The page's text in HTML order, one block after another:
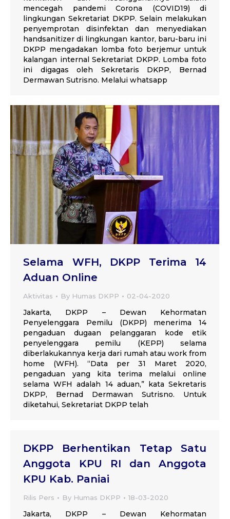
mencegah pandemi Corona (COVID19) di
lingkungan Sekretariat DKPP. Selain melakukan
penyemprotan disinfektan dan menyediakan
handsanitizer di lingkungan kantor, baru-baru ini
DKPP mengadakan lomba foto berjemur untuk
kalangan internal Sekretariat DKPP. Lomba foto
ini digagas oleh Sekretaris DKPP, Bernad
Dermawan Sutrisno. Melalui whatsapp
Selama WFH, DKPP Terima 14
Aduan Online
Aktivitas By Humas DKPP 02-04-2020
Jakarta, DKPP – Dewan Kehormatan
Penyelenggara Pemilu (DKPP) menerima 14
pengaduan dugaan pelanggaran kode etik
penyelenggara pemilu (KEPP) selama
diberlakukannya kerja dari rumah atau work from
home (WFH). “Data per 31 Maret 2020,
pengaduan yang kita terima melalui online
selama WFH adalah 14 aduan,” kata Sekretaris
DKPP, Bernad Dermawan Sutrisno. Untuk
diketahui, Sekretariat DKPP telah
DKPP Berhentikan Tetap Satu
Anggota KPU RI dan Anggota
KPU Kab. Paniai
Rilis Pers By Humas DKPP 18-03-2020
Jakarta, DKPP – Dewan Kehormatan